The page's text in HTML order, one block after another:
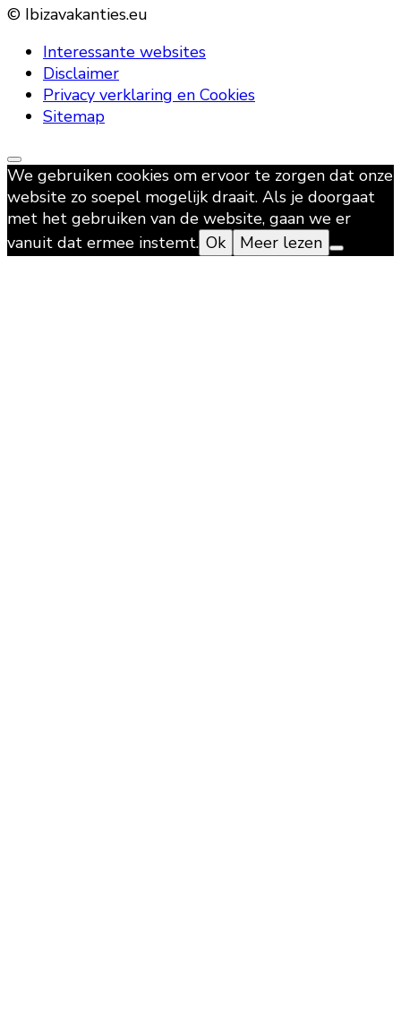
© Ibizavakanties.eu
Interessante websites
Disclaimer
Privacy verklaring en Cookies
Sitemap
We gebruiken cookies om ervoor te zorgen dat onze
website zo soepel mogelijk draait. Als je doorgaat
met het gebruiken van de website, gaan we er
vanuit dat ermee instemt. Ok Meer lezen